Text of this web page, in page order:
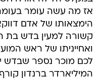
אז מה עשה עומר
הימצאותו של אדם
ואחייניתו של ראש
לכם מוכר נספר שבדש
המיליארדר ברנדון